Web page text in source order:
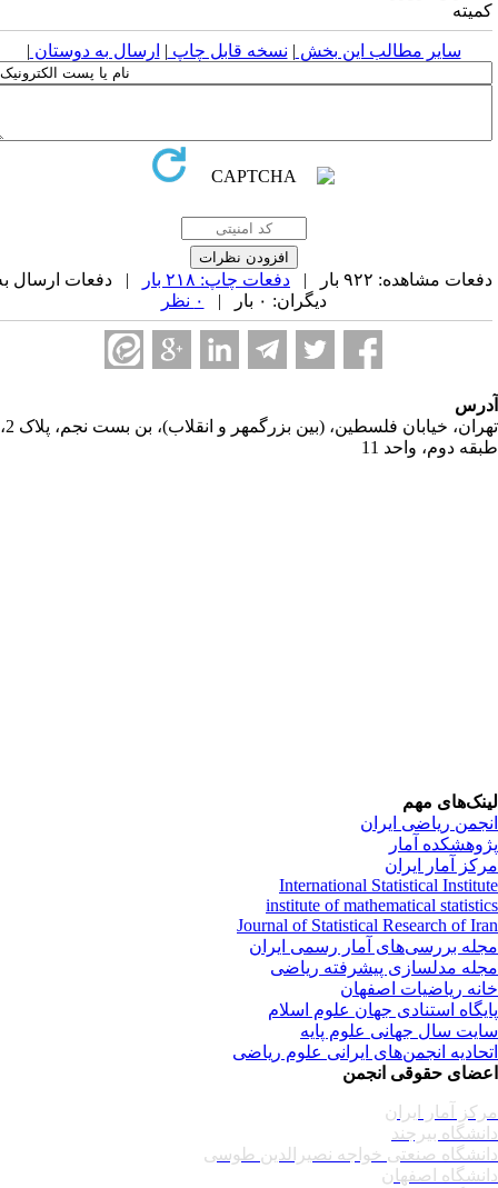
سایر مطالب این بخش | نسخه قابل چاپ| ارسال به دوستان|
مشاهده: ۹۲۲ بار | دفعات چاپ: ۲۱۸ بار
| دفعات ارسال به
دیگران: ۰ بار |
تهران، خیابان فلسطین، (بین بزرگمهر و انقلاب)، بن بست نجم، پلاک 2،
دوم، واحد 11
مهم
ریاضی ایران
آمار
آمار ایران
International Statistical
institute of mathematical
Journal of Statistical Research of
بررسی‌های آمار رسمی ایران
مدلسازی پیشرفته ریاضی
ریاضیات اصفهان
استنادی جهان علوم اسلام
سال جهانی علوم پایه
انجمن‌های ایرانی علوم ریاضی
حقوقی انجمن
آمار ایران
بیرجند
صنعتی خواجه نصیرالدین طوسی
اصفهان